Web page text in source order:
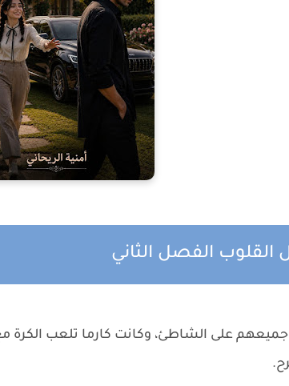
القلوب الفصل الثاني
على الشاطئ، وكانت كارما تلعب الكرة